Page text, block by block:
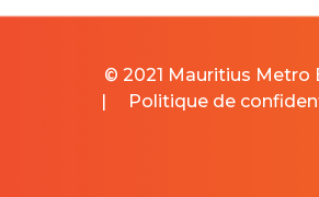
© 2021 Mauritius Metro
|
Politique de